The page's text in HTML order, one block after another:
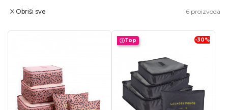
6 proizvoda
Obriši sve
Top -30%